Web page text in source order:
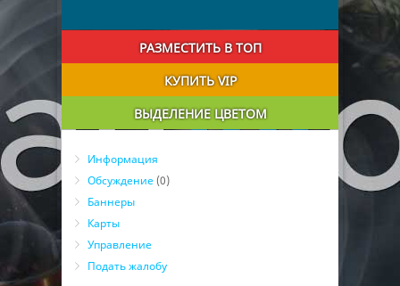
РАЗМЕСТИТЬ В ТОП
КУПИТЬ VIP
ВЫДЕЛЕНИЕ ЦВЕТОМ
Информация
Обсуждение (0)
Баннеры
Карты
Управление
Подать жалобу